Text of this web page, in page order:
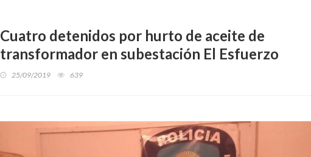
Cuatro detenidos por hurto de aceite de
transformador en subestación El Esfuerzo
25/09/2019 639